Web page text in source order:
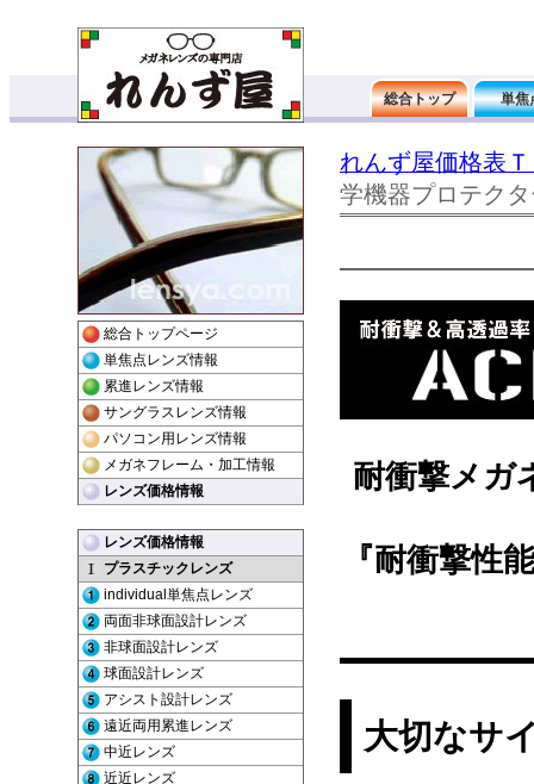
れんず屋価格表
学機器プロテク
耐衝撃メガ
『耐衝撃性
大切なサ